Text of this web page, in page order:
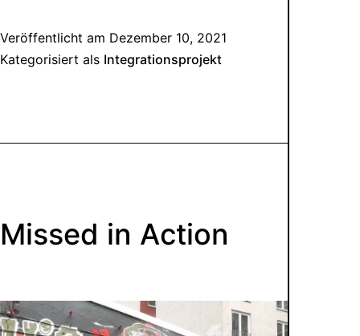
Veröffentlicht am Dezember 10, 2021
Kategorisiert als Integrationsprojekt
Missed in Action